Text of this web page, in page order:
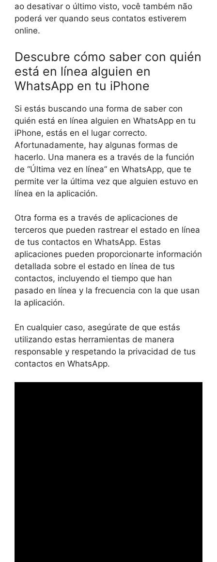
ao desativar o último visto, você também não
poderá ver quando seus contatos estiverem
online.
Descubre cómo saber con quién
está en línea alguien en
WhatsApp en tu iPhone
Si estás buscando una forma de saber con
quién está en línea alguien en WhatsApp en tu
iPhone, estás en el lugar correcto.
Afortunadamente, hay algunas formas de
hacerlo. Una manera es a través de la función
de “Última vez en línea” en WhatsApp, que te
permite ver la última vez que alguien estuvo en
línea en la aplicación.
Otra forma es a través de aplicaciones de
terceros que pueden rastrear el estado en línea
de tus contactos en WhatsApp. Estas
aplicaciones pueden proporcionarte información
detallada sobre el estado en línea de tus
contactos, incluyendo el tiempo que han
pasado en línea y la frecuencia con la que usan
la aplicación.
En cualquier caso, asegúrate de que estás
utilizando estas herramientas de manera
responsable y respetando la privacidad de tus
contactos en WhatsApp.